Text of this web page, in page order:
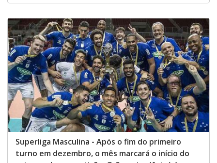
Superliga Masculina - Após o fim do primeiro
turno em dezembro, o mês marcará o início do